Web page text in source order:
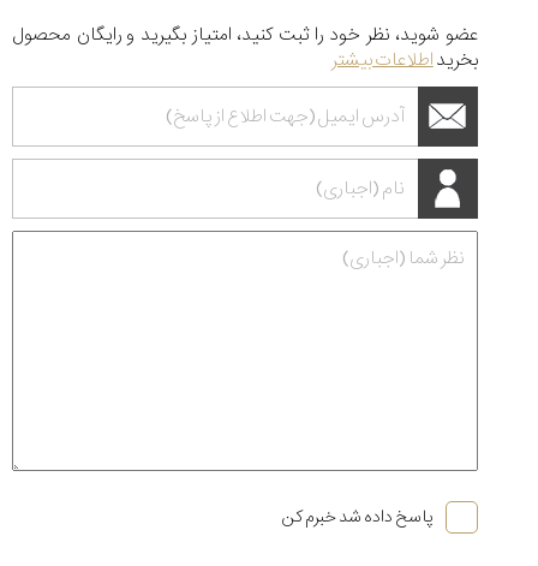
عضو شوید، نظر خود را ثبت کنید، امتیاز بگیرید و رایگان محصول
بخریداطلاعات بیشتر
پاسخ داده شد خبرم کن